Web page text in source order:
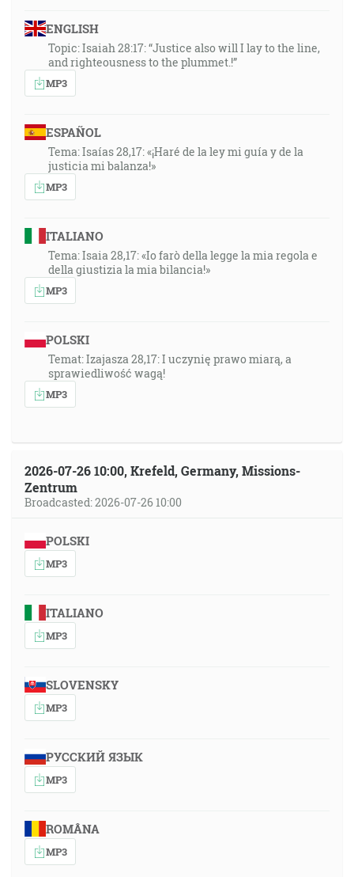
ENGLISH
Topic: Isaiah 28:17: “Justice also will I lay to the line,
and righteousness to the plummet.!”
MP3
ESPAÑOL
Tema: Isaías 28,17: «¡Haré de la ley mi guía y de la
justicia mi balanza!»
MP3
ITALIANO
Tema: Isaia 28,17: «Io farò della legge la mia regola e
della giustizia la mia bilancia!»
MP3
POLSKI
Temat: Izajasza 28,17: I uczynię prawo miarą, a
sprawiedliwość wagą!
MP3
2026-07-26 10:00, Krefeld, Germany, Missions-
Zentrum
Broadcasted: 2026-07-26 10:00
POLSKI
MP3
ITALIANO
MP3
SLOVENSKY
MP3
РУССКИЙ ЯЗЫК
MP3
ROMÂNA
MP3